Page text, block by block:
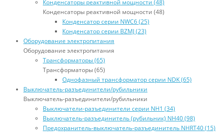
Конденсаторы реактивной мощности (48)
Конденсаторы реактивной мощности (48)
Конденсатор серии NWC6 (25)
Конденсатор серии BZMJ (23)
Оборудование электропитания
Оборудование электропитания
Трансформаторы (65)
Трансформаторы (65)
Однофазный трансформатор серии NDK (65)
Выключатель-разъединители/рубильники
Выключатель-разъединители/рубильники
Выключатели-разъединители серии NH1 (34)
Выключатель-разъединитель (рубильник) NH40 (98)
Предохранитель-выключатель-разъединитель NHRT40 (15)